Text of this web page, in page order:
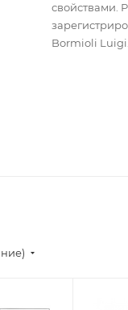
свойствами.
Bormioli Luigi.